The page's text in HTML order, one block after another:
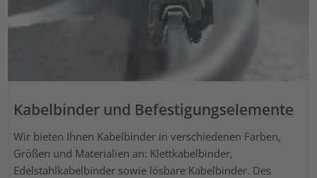
Kabelbinder und Befestigungselemente
Wir bieten Ihnen Kabelbinder in verschiedenen Farben,
Größen und Materialien an: Klettkabelbinder,
Edelstahlkabelbinder sowie lösbare Kabelbinder. Des